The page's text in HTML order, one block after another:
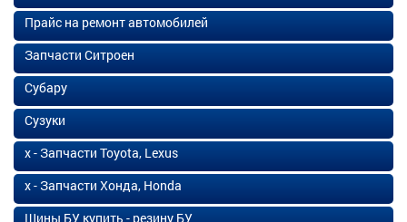
Прайс на ремонт автомобилей
Запчасти Ситроен
Субару
Сузуки
х - Запчасти Toyota, Lexus
х - Запчасти Хонда, Honda
Шины БУ купить - резину БУ